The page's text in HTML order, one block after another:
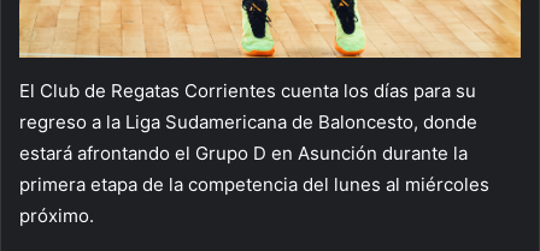
El Club de Regatas Corrientes cuenta los días para su
regreso a la Liga Sudamericana de Baloncesto, donde
estará afrontando el Grupo D en Asunción durante la
primera etapa de la competencia del lunes al miércoles
próximo.